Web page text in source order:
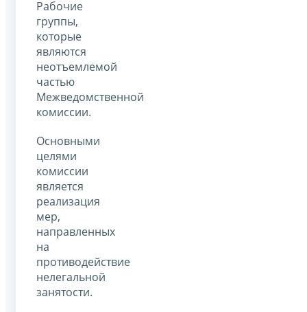
Рабочие
группы,
которые
являются
неотъемлемой
частью
Межведомственной
комиссии.
Основными
целями
комиссии
является
реализация
мер,
направленных
на
противодействие
нелегальной
занятости.